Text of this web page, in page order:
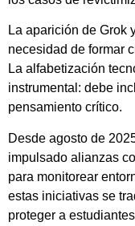
La aparición de Grok
necesidad de formar
La alfabetización
instrumental: debe
pensamiento crítico.
Desde agosto de
impulsado alianzas
para monitorear
estas iniciativas se
proteger a